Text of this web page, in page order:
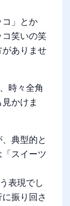
コ」とか
コ笑いの笑
がありませ
時々全角
かけま
典型的と
スイーツ
表現でし
振り回さ